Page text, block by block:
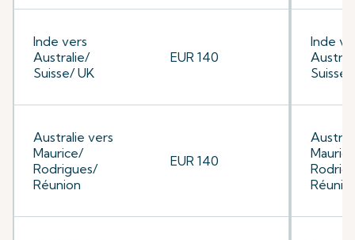
Inde vers
Australie/
Suisse/ UK
EUR 140
Australie vers
Maurice/
Rodrigues/
Réunion
EUR 140
Inde
Suisse/